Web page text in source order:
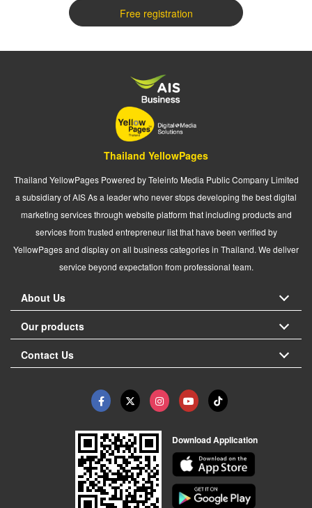
Free registration
Thailand YellowPages
Thailand YellowPages Powered by Teleinfo Media Public Company Limited
a subsidiary of AIS As a leader who never stops developing the best digital
marketing services through website platform that including products and
services from trusted entrepreneur list that have been verified by
YellowPages and display on all business categories in Thailand. We deliver
service beyond expectation from professional team.
About Us
Our products
Contact Us
Download Application